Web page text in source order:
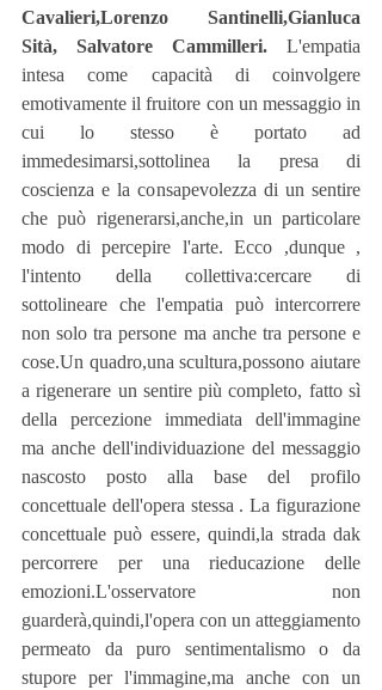
Cavalieri,Lorenzo Santinelli,Gianluca
Sità, Salvatore Cammilleri. L'empatia
intesa come capacità di coinvolgere
emotivamente il fruitore con un messaggio in
cui lo stesso è portato ad
immedesimarsi,sottolinea la presa di
coscienza e la consapevolezza di un sentire
che può rigenerarsi,anche,in un particolare
modo di percepire l'arte. Ecco ,dunque ,
l'intento della collettiva:cercare di
sottolineare che l'empatia può intercorrere
non solo tra persone ma anche tra persone e
cose.Un quadro,una scultura,possono aiutare
a rigenerare un sentire più completo, fatto sì
della percezione immediata dell'immagine
ma anche dell'individuazione del messaggio
nascosto posto alla base del profilo
concettuale dell'opera stessa . La figurazione
concettuale può essere, quindi,la strada dak
percorrere per una rieducazione delle
emozioni.L'osservatore non
guarderà,quindi,l'opera con un atteggiamento
permeato da puro sentimentalismo o da
stupore per l'immagine,ma anche con un